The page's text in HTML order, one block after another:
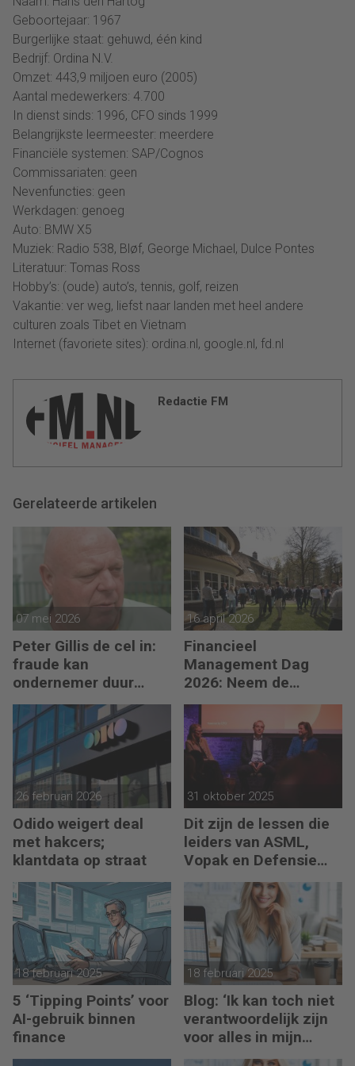
Geboortejaar: 1967
Burgerlijke staat: gehuwd, één kind
Bedrijf: Ordina N.V.
Omzet: 443,9 miljoen euro (2005)
Aantal medewerkers: 4.700
In dienst sinds: 1996, CFO sinds 1999
Belangrijkste leermeester: meerdere
Financiële systemen: SAP/Cognos
Commissariaten: geen
Nevenfuncties: geen
Werkdagen: genoeg
Auto: BMW X5
Muziek: Radio 538, Bløf, George Michael, Dulce Pontes
Literatuur: Tomas Ross
Hobby’s: (oude) auto’s, tennis, golf, reizen
Vakantie: ver weg, liefst naar landen met heel andere
culturen zoals Tibet en Vietnam
Internet (favoriete sites): ordina.nl, google.nl, fd.nl
Redactie FM
Gerelateerde artikelen
07 mei 2026
Peter Gillis de cel in:
fraude kan
ondernemer duur
komen te staan
16 april 2026
Financieel
Management Dag
2026: Neem de
toekomst in eigen
hand
26 februari 2026
Odido weigert deal
met hakcers;
klantdata op straat
31 oktober 2025
Dit zijn de lessen die
leiders van ASML,
Vopak en Defensie
toepassen in
turbulente tijden
18 februari 2025
5 ‘Tipping Points’ voor
AI-gebruik binnen
finance
18 februari 2025
Blog: ‘Ik kan toch niet
verantwoordelijk zijn
voor alles in mijn
waardeketen?’